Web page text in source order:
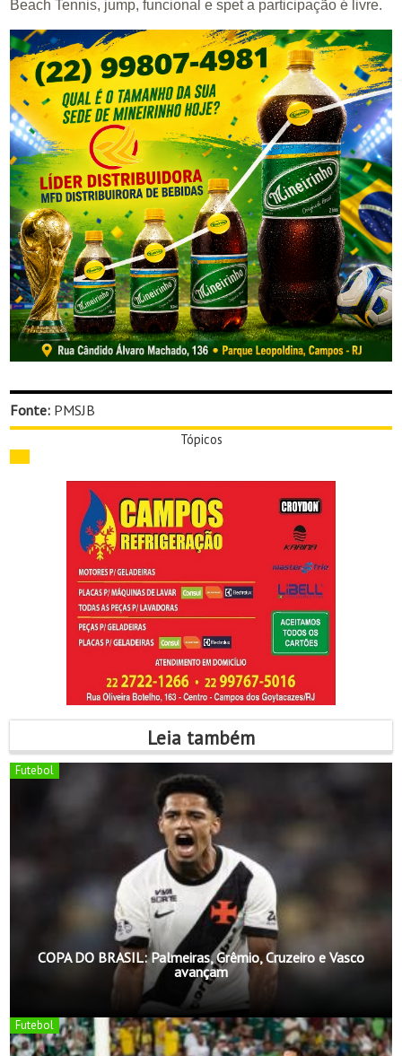
Beach Tennis, jump, funcional e spet a participação é livre.
Fonte: PMSJB
Tópicos
Leia também
Futebol
COPA DO BRASIL: Palmeiras, Grêmio, Cruzeiro e Vasco
avançam
Futebol